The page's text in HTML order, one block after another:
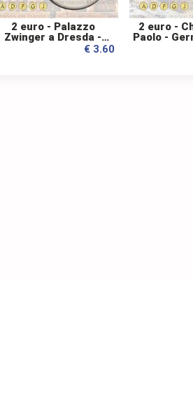
2 euro - Palazzo
Zwinger a Dresda -
Germania - 2016 - UNC
€ 3.60
2 euro -
Paolo -